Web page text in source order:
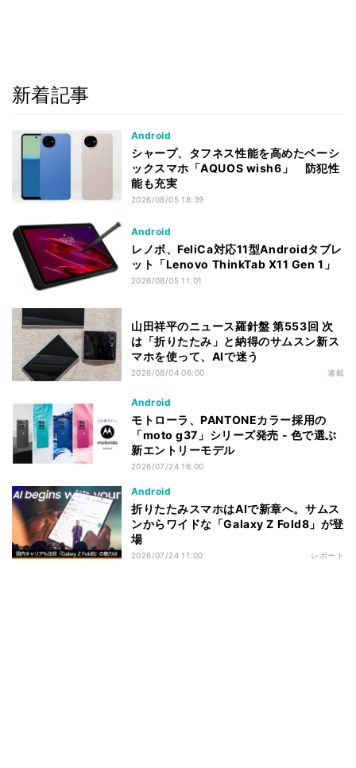
新着記事
Android
シャープ、タフネス性能を高めたベーシ
ックスマホ「AQUOS wish6」 防犯性
能も充実
2026/08/05 18:39
Android
レノボ、FeliCa対応11型Androidタブレ
ット「Lenovo ThinkTab X11 Gen 1」
2026/08/05 11:01
山田祥平のニュース羅針盤 第553回 次
は「折りたたみ」と納得のサムスン新ス
マホを使って、AIで迷う
2026/08/04 06:00 連載
Android
モトローラ、PANTONEカラー採用の
「moto g37」シリーズ発売 - 色で選ぶ
新エントリーモデル
2026/07/24 16:00
Android
折りたたみスマホはAIで新章へ。サムス
ンからワイドな「Galaxy Z Fold8」が登
場
2026/07/24 11:00 レポート